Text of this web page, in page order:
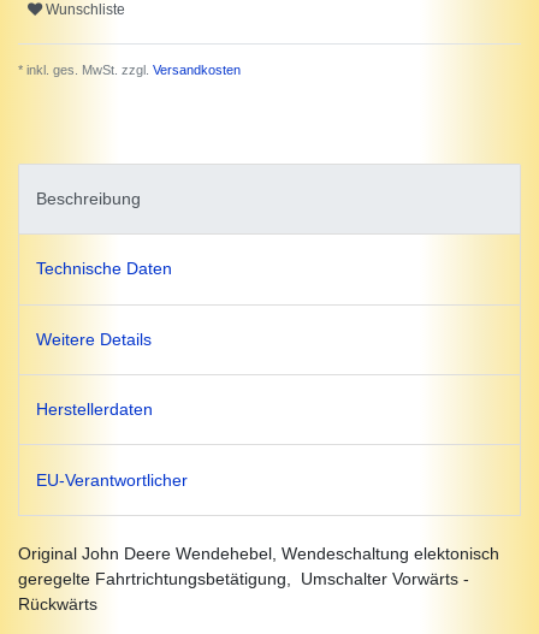
Wunschliste
* inkl. ges. MwSt. zzgl. Versandkosten
Beschreibung
Technische Daten
Weitere Details
Herstellerdaten
EU-Verantwortlicher
Original John Deere Wendehebel, Wendeschaltung elektonisch
geregelte Fahrtrichtungsbetätigung, Umschalter Vorwärts -
Rückwärts